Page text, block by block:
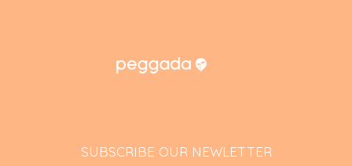
SUBSCRIBE OUR NEWLETTER